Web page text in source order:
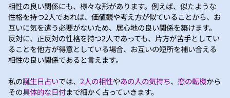
相性の良い関係にも、様々な形があります。例えば、似たような
性格を持つ2人であれば、価値観や考え方が似ていることから、お
互いに気を遣う必要がないため、居心地の良い関係を築けます。
反対に、正反対の性格を持つ2人であっても、片方が苦手としてい
ることを他方が得意としている場合、お互いの短所を補い合える
相性の良い関係であると言えます。
私の誕生日占いでは、 2人の相性やあの人の気持ち、 恋の転機から
その具体的な日付まで細かく占っていきます。